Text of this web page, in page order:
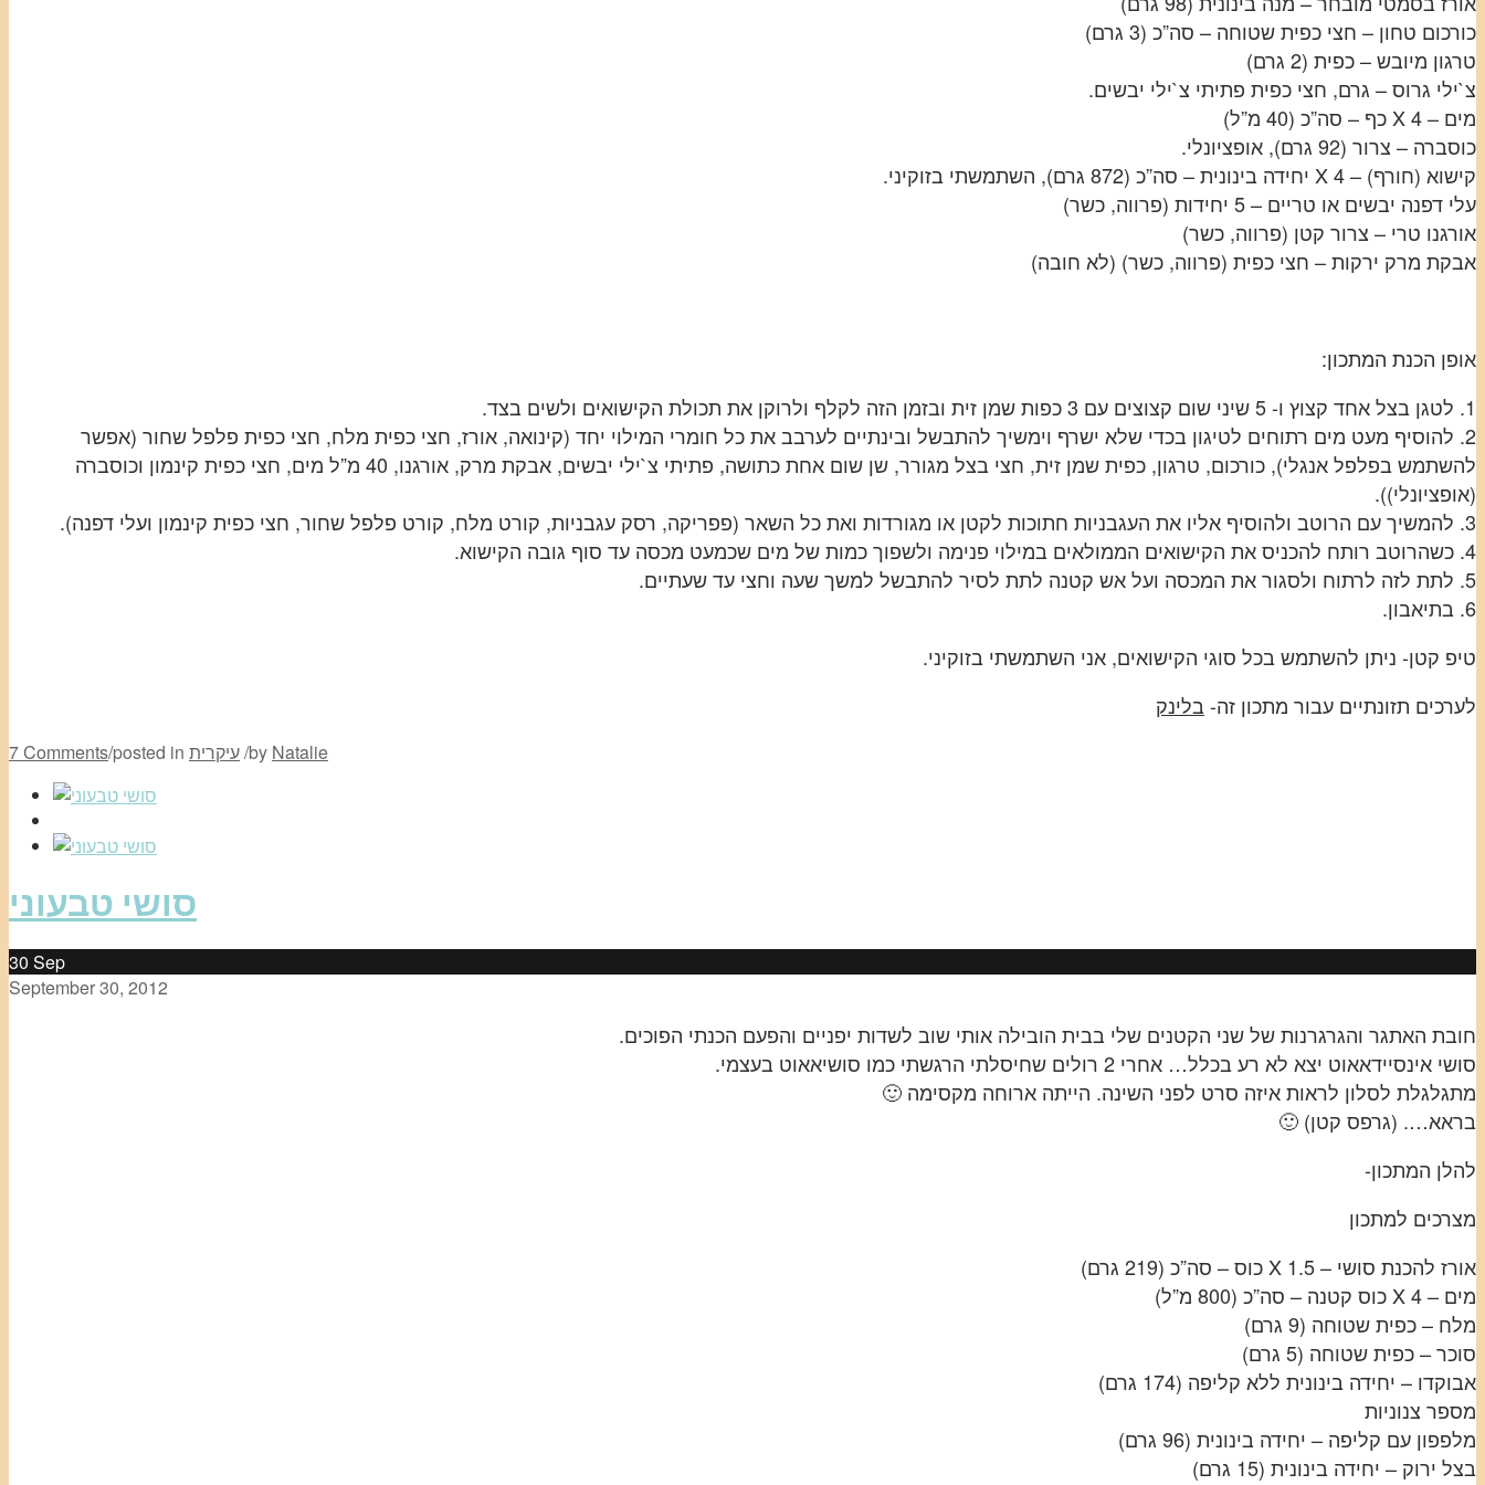
כורכום טחון – חצי כפית שטוחה – סה”כ (3 גרם)
טרגון מיובש – כפית (2 גרם)
צ`ילי גרוס – גרם, חצי כפית פתיתי צ`ילי יבשים.
מים – 4 X כף – סה”כ (40 מ”ל)
כוסברה – צרור (92 גרם), אופציונלי.
קישוא (חורף) – 4 X יחידה בינונית – סה”כ (872 גרם), השתמשתי בזוקיני.
עלי דפנה יבשים או טריים – 5 יחידות (פרווה, כשר)
אורגנו טרי – צרור קטן (פרווה, כשר)
אבקת מרק ירקות – חצי כפית (פרווה, כשר) (לא חובה)
אופן הכנת המתכון:
1. לטגן בצל אחד קצוץ ו- 5 שיני שום קצוצים עם 3 כפות שמן זית ובזמן הזה לקלף ולרוקן את תכולת הקישואים ולשים בצד.
2. להוסיף מעט מים רתוחים לטיגון בכדי שלא ישרף וימשיך להתבשל ובינתיים לערבב את כל חומרי המילוי יחד (קינואה, אורז, חצי כפית מלח, חצי כפית פלפל שחור (אפשר
להשתמש בפלפל אנגלי), כורכום, טרגון, כפית שמן זית, חצי בצל מגורר, שן שום אחת כתושה, פתיתי צ`ילי יבשים, אבקת מרק, אורגנו, 40 מ”ל מים, חצי כפית קינמון וכוסברה
(אופציונלי)).
3. להמשיך עם הרוטב ולהוסיף אליו את העגבניות חתוכות לקטן או מגורדות ואת כל השאר (פפריקה, רסק עגבניות, קורט מלח, קורט פלפל שחור, חצי כפית קינמון ועלי דפנה).
4. כשהרוטב רותח להכניס את הקישואים הממולאים במילוי פנימה ולשפוך כמות של מים שכמעט מכסה עד סוף גובה הקישוא.
5. לתת לזה לרתוח ולסגור את המכסה ועל אש קטנה לתת לסיר להתבשל למשך שעה וחצי עד שעתיים.
6. בתיאבון.
טיפ קטן- ניתן להשתמש בכל סוגי הקישואים, אני השתמשתי בזוקיני.
לערכים תזונתיים עבור מתכון זה- בלינק
7 Comments/posted in עיקרית/by Natalie
סושי טבעוני
30 Sep
September 30, 2012
חובת האתגר והגרגרנות של שני הקטנים שלי בבית הובילה אותי שוב לשדות יפניים והפעם הכנתי הפוכים.
סושי אינסיידאאוט יצא לא רע בכלל… אחרי 2 רולים שחיסלתי הרגשתי כמו סושיאאוט בעצמי.
מתגלגלת לסלון לראות איזה סרט לפני השינה. הייתה ארוחה מקסימה 🙂
בראא…. (גרפס קטן) 🙂
להלן המתכון-
מצרכים למתכון
אורז להכנת סושי – 1.5 X כוס – סה”כ (219 גרם)
מים – 4 X כוס קטנה – סה”כ (800 מ”ל)
מלח – כפית שטוחה (9 גרם)
סוכר – כפית שטוחה (5 גרם)
אבוקדו – יחידה בינונית ללא קליפה (174 גרם)
מספר צנוניות
מלפפון עם קליפה – יחידה בינונית (96 גרם)
בצל ירוק – יחידה בינונית (15 גרם)